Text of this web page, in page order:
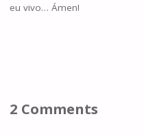
eu vivo… Ámen!
2 Comments